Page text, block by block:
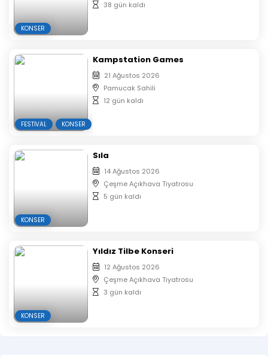
KONSER
38 gün kaldı
FESTIVAL KONSER
Kampstation Games
21 Ağustos 2026
Pamucak Sahili
12 gün kaldı
KONSER
Sıla
14 Ağustos 2026
Çeşme Açıkhava Tiyatrosu
5 gün kaldı
KONSER
Yıldız Tilbe Konseri
12 Ağustos 2026
Çeşme Açıkhava Tiyatrosu
3 gün kaldı